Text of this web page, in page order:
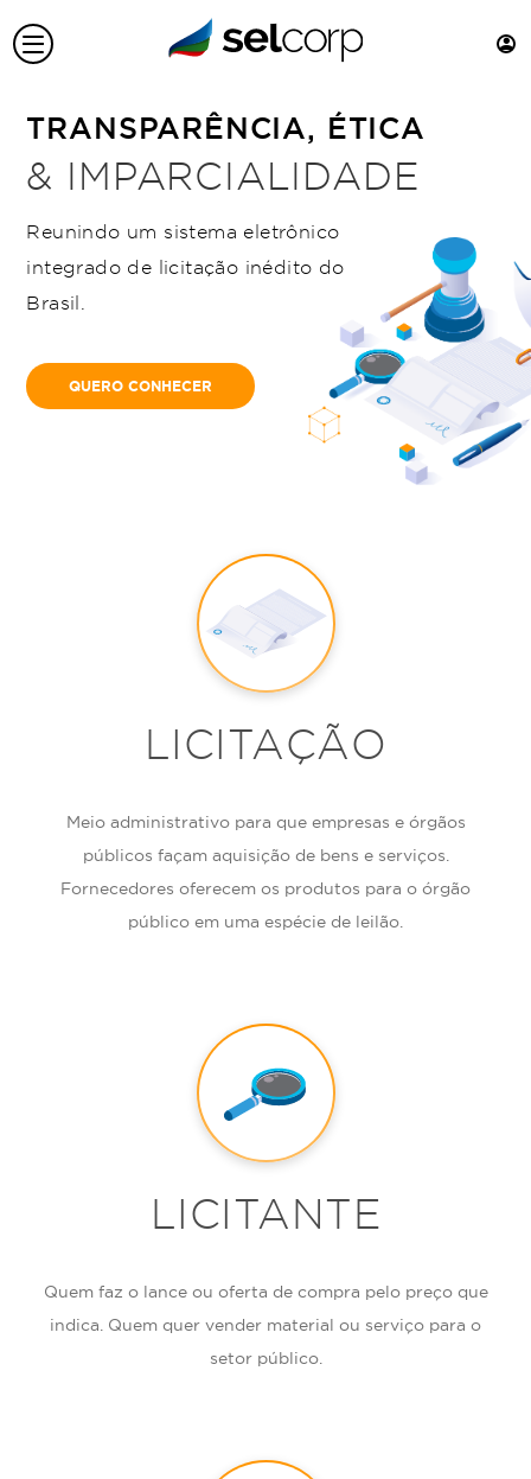
TRANSPARÊNCIA, ÉTICA
& IMPARCIALIDADE
Reunindo um sistema eletrônico
integrado de licitação inédito do
Brasil.
QUERO CONHECER
LICITAÇÃO
Meio administrativo para que empresas e órgãos
públicos façam aquisição de bens e serviços.
Fornecedores oferecem os produtos para o órgão
público em uma espécie de leilão.
LICITANTE
Quem faz o lance ou oferta de compra pelo preço que
indica. Quem quer vender material ou serviço para o
setor público.